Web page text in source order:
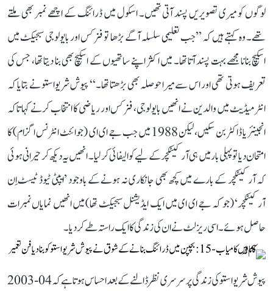
لوگوں کو میری تصویریں پسند آتی تھیں۔ اسکول میں ڈرائنگ کے اچھے نمبر بھی ملتے
تھے۔ وہ کہتے ہیں کہ ’’جب تعلیمی سلسلہ آگے بڑھا تو فزکس اور بایولوجی سبجیکٹ میں
اسکیچ بنانا مجھے بہت پسند آتا تھا۔ میں اکثر اپنے ساتھیوں کے اسکیچ بھی بنا دیتا تھا، جس کی
تعریف ہوتی تھی اور اس سے میرا حوصلہ بھی بڑھتا تھا۔‘‘ پیوش شریواستو نے بتایا کہ
انٹرمیڈیٹ میں والدین نے انھیں بایولوجی، فزکس اور ریاضی کا انتخاب کرنے کہا تاکہ
انجینئر یا ڈاکٹر بن سکیں، لیکن 1988 میں جب جے ای ای (جوائنٹ انٹرنس اگزام) کا
امتحان دیا تو پہلی بار میں ہی آرکیٹکچر کے لیے کوالیفائی کر لیا۔ انھیں یہ دیکھ کر حیرانی ہوئی
کہ آرکیٹکچر کے بارے میں کچھ بھی جانکاری نہ ہونے کے باوجود ’ایپٹی ٹیوڈ ٹیسٹ اِن
آرکیٹکچر‘ (جو کہ جے ای ای میں ایک ایڈیشنل سبجیکٹ تھا) میں انھیں نمایاں نمبرات
حاصل ہوئے۔ اسی ریزلٹ نے ان کی زندگی کا ایک راستہ طے کر دیا۔
پیوش شریواستو کی زندگی پر سرسری نظر ڈالنے کے بعد احساس ہوتا ہے کہ 04-2003